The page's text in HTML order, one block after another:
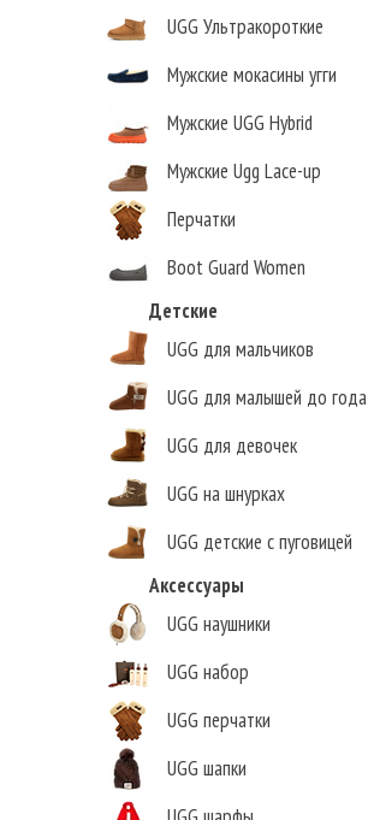
UGG Ультракороткие
Мужские мокасины угги
Мужские UGG Hybrid
Мужские Ugg Lace-up
Перчатки
Boot Guard Women
Детские
UGG для мальчиков
UGG для малышей до года
UGG для девочек
UGG на шнурках
UGG детские с пуговицей
Аксессуары
UGG наушники
UGG набор
UGG перчатки
UGG шапки